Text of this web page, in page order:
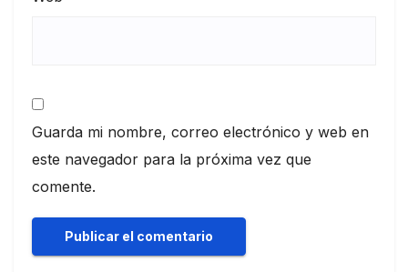
Guarda mi nombre, correo electrónico y web en
este navegador para la próxima vez que
comente.